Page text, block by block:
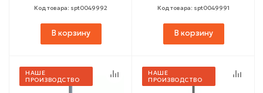
Код товара: spt0049992
В корзину
Код товара: spt0049991
В корзину
НАШЕ
ПРОИЗВОДСТВО
НАШЕ
ПРОИЗВОДСТВО